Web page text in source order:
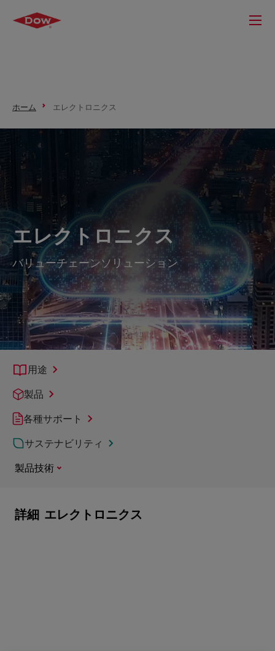
ホーム エレクトロニクス
エレクトロニクス
バリューチェーンソリューション
用途
製品
各種サポート
サステナビリティ
製品技術
詳細 エレクトロニクス